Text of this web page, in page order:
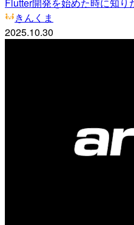
きんくま
2025.10.30